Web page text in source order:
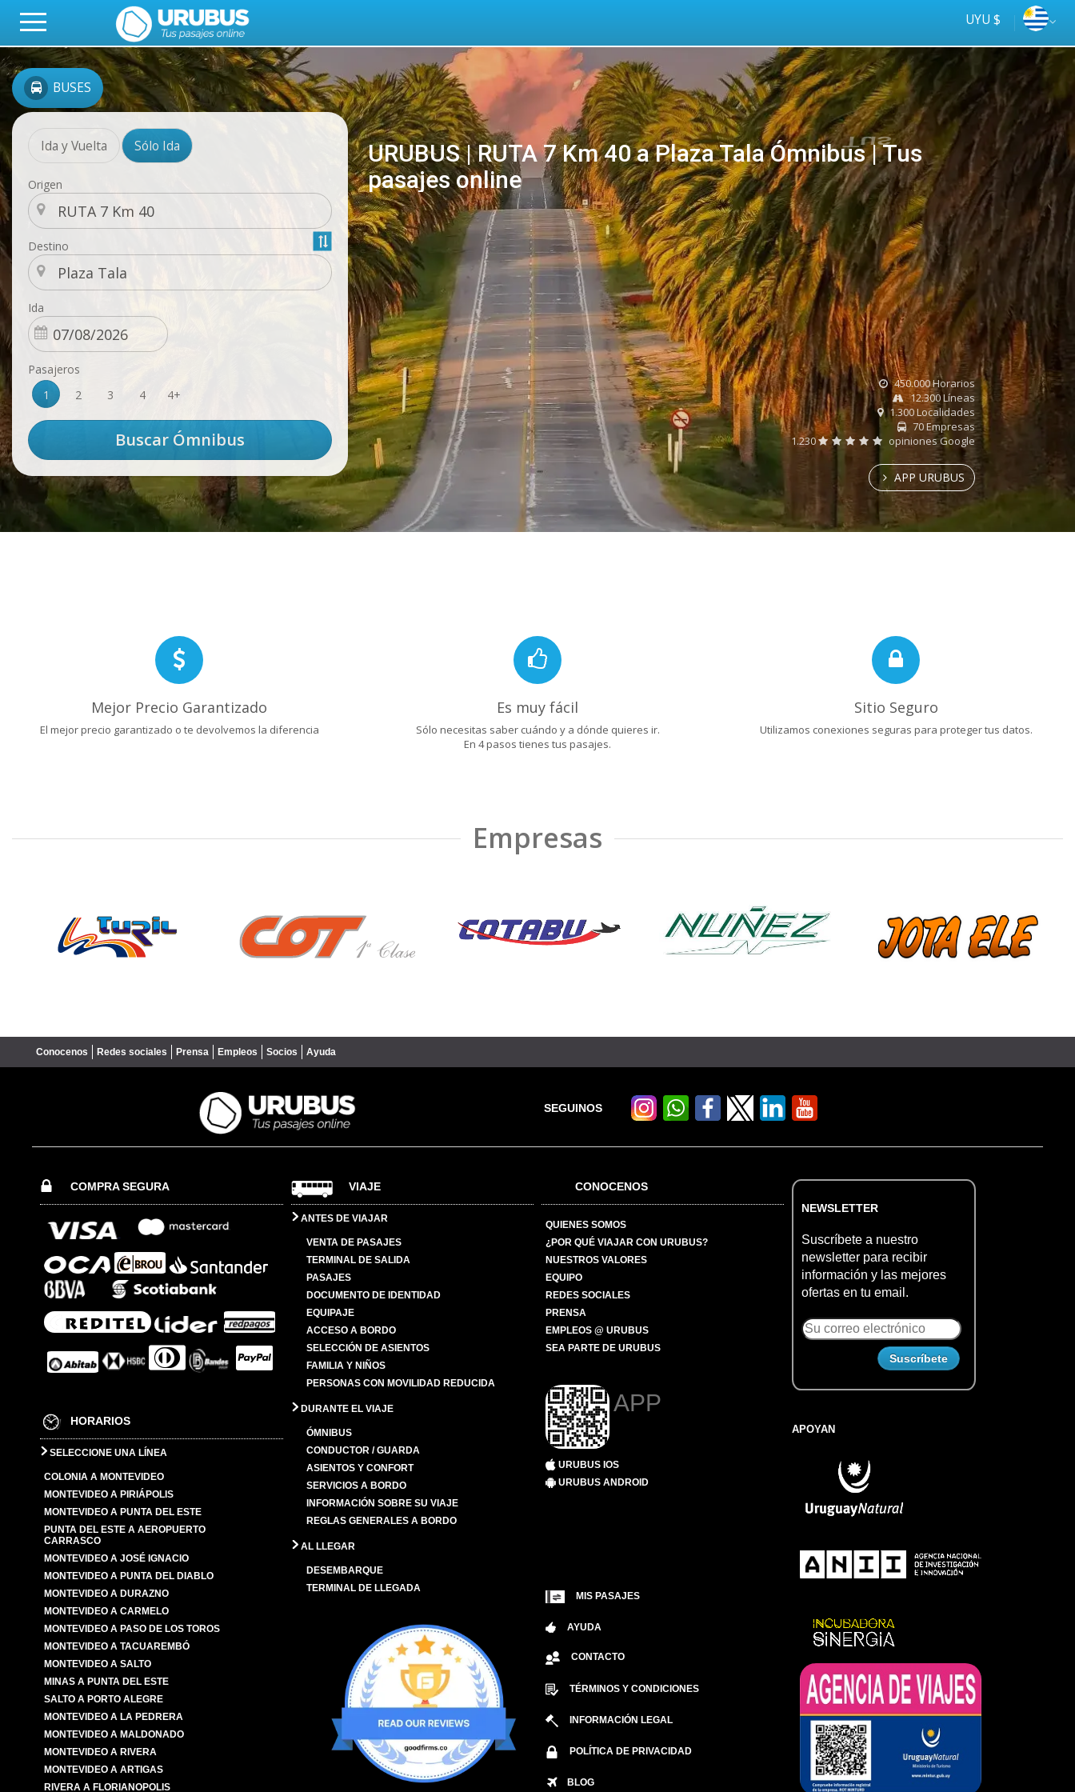
UYU $
BUSES
Ida y Vuelta Sólo Ida
Origen
Destino
Ida
Pasajeros
1
2 3 4 4+
URUBUS | RUTA 7 Km 40 a Plaza Tala Ómnibus | Tus
pasajes online
online
Tus
ómnibus
450.000 Horarios
12.300 Líneas
1.300 Localidades
70 Empresas
1.230
opiniones Google
APP URUBUS
Mejor Precio Garantizado
El mejor precio garantizado o te devolvemos la diferencia
Es muy fácil
Sólo necesitas saber cuándo y a dónde quieres ir.
En 4 pasos tienes tus pasajes.
Sitio Seguro
Utilizamos conexiones seguras para proteger tus datos.
Empresas
Conocenos Redes sociales Prensa Empleos Socios Ayuda
SEGUINOS
COMPRA SEGURA
HORARIOS
SELECCIONE UNA LÍNEA
COLONIA A MONTEVIDEO
MONTEVIDEO A PIRIÁPOLIS
MONTEVIDEO A PUNTA DEL ESTE
PUNTA DEL ESTE A AEROPUERTO
CARRASCO
MONTEVIDEO A JOSÉ IGNACIO
MONTEVIDEO A PUNTA DEL DIABLO
MONTEVIDEO A DURAZNO
MONTEVIDEO A CARMELO
MONTEVIDEO A PASO DE LOS TOROS
MONTEVIDEO A TACUAREMBÓ
MONTEVIDEO A SALTO
MINAS A PUNTA DEL ESTE
SALTO A PORTO ALEGRE
MONTEVIDEO A LA PEDRERA
MONTEVIDEO A MALDONADO
MONTEVIDEO A RIVERA
MONTEVIDEO A ARTIGAS
RIVERA A FLORIANOPOLIS
VIAJE
ANTES DE VIAJAR
VENTA DE PASAJES
TERMINAL DE SALIDA
PASAJES
DOCUMENTO DE IDENTIDAD
EQUIPAJE
ACCESO A BORDO
SELECCIÓN DE ASIENTOS
FAMILIA Y NIÑOS
PERSONAS CON MOVILIDAD REDUCIDA
DURANTE EL VIAJE
ÓMNIBUS
CONDUCTOR / GUARDA
ASIENTOS Y CONFORT
SERVICIOS A BORDO
INFORMACIÓN SOBRE SU VIAJE
REGLAS GENERALES A BORDO
AL LLEGAR
DESEMBARQUE
TERMINAL DE LLEGADA
CONOCENOS
QUIENES SOMOS
¿POR QUÉ VIAJAR CON URUBUS?
NUESTROS VALORES
EQUIPO
REDES SOCIALES
PRENSA
EMPLEOS @ URUBUS
SEA PARTE DE URUBUS
APP
URUBUS IOS
URUBUS ANDROID
MIS PASAJES
AYUDA
CONTACTO
TÉRMINOS Y CONDICIONES
INFORMACIÓN LEGAL
POLÍTICA DE PRIVACIDAD
BLOG
NEWSLETTER
Suscríbete a nuestro
newsletter para recibir
información y las mejores
ofertas en tu email.
APOYAN